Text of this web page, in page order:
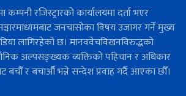
कम्पनी रजिस्ट्रारको कार्यालयमा दर्ता भएर
जनचासोका विषय उजागर गर्ने मुख्य
लागिरहेको छ। मानववेचविखनविरुद्धको
अल्पसङ्ख्यक व्यक्तिको पहिचान र अधिकार
बचौँ र बचाऔँ भन्ने सन्देश प्रवाह गर्दै आएका छौँ।